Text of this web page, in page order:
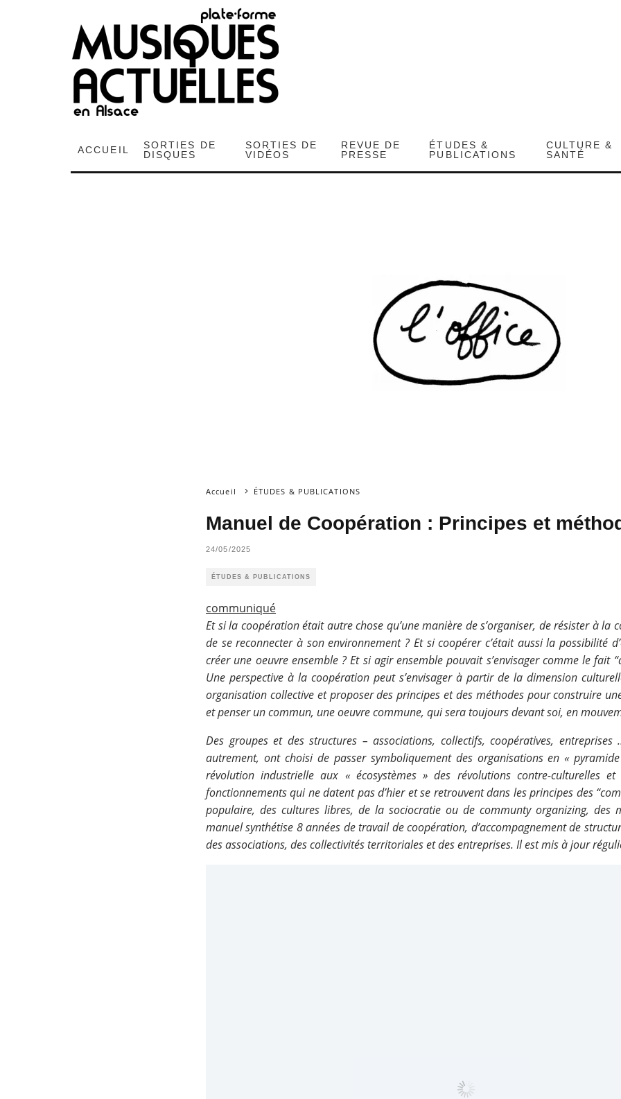
ACCUEIL
SORTIES DE
DISQUES
SORTIES DE
VIDÉOS
REVUE DE
PRESSE
ÉTUDES &
PUBLICATIONS
CULTURE &
SANTÉ
Accueil ÉTUDES & PUBLICATIONS
Manuel de Coopération : Principes et
24/05/2025
ÉTUDES & PUBLICATIONS
communiqué
Et si la coopération était autre chose qu’une manière de s’organiser, de résister à la
de se reconnecter à son environnement ? Et si coopérer c’était aussi la possibilité
créer une oeuvre ensemble ? Et si agir ensemble pouvait s’envisager comme le fait
Une perspective à la coopération peut s’envisager à partir de la dimension
organisation collective et proposer des principes et des méthodes pour construire
et penser un commun, une oeuvre commune, qui sera toujours devant soi, en
Des groupes et des structures – associations, collectifs, coopératives,
autrement, ont choisi de passer symboliquement des organisations en «
révolution industrielle aux « écosystèmes » des révolutions contre-culturelles
fonctionnements qui ne datent pas d’hier et se retrouvent dans les principes des
populaire, des cultures libres, de la sociocratie ou de communty organizing, des
manuel synthétise 8 années de travail de coopération, d’accompagnement de
des associations, des collectivités territoriales et des entreprises. Il est mis à jour